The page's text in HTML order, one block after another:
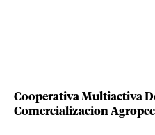
Cooperativa Multiactiva
Comercializacion